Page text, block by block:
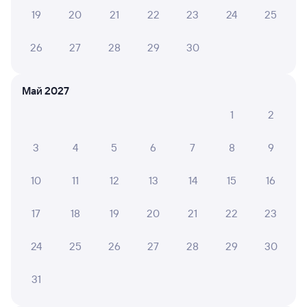
OLGA N.
Проводники внимательные, проводили важную
ИГОРЬ П.
ассортимент еды очень скудный. Считаю что
19 20 21 22 23 24 25
26 27 28 29 30
Май 2027
1
2
3 4 5 6 7 8 9
10 11 12 13 14 15 16
17 18 19 20 21 22 23
24 25 26 27 28 29 30
31